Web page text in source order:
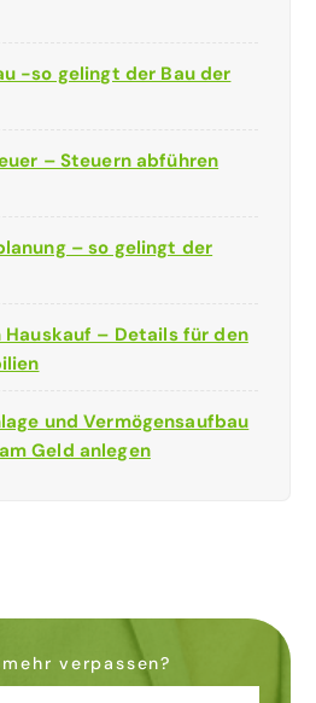
-so gelingt der Bau der
– Steuern abführen
– so gelingt der
– Details für den
und Vermögensaufbau
Geld anlegen
verpassen?